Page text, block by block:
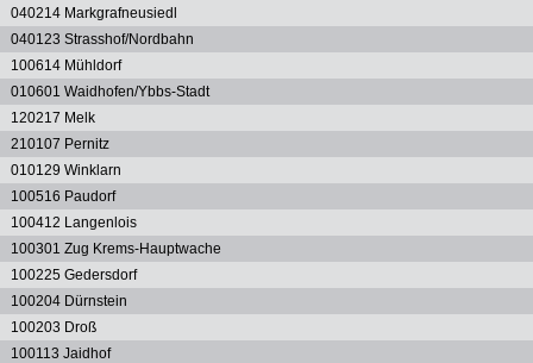
040214 Markgrafneusiedl
040123 Strasshof/Nordbahn
100614 Mühldorf
010601 Waidhofen/Ybbs-Stadt
120217 Melk
210107 Pernitz
010129 Winklarn
100516 Paudorf
100412 Langenlois
100301 Zug Krems-Hauptwache
100225 Gedersdorf
100204 Dürnstein
100203 Droß
100113 Jaidhof